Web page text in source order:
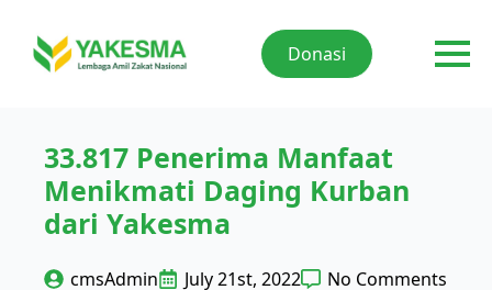
Donasi
33.817 Penerima Manfaat
Menikmati Daging Kurban
dari Yakesma
cmsAdmin July 21st, 2022 No Comments